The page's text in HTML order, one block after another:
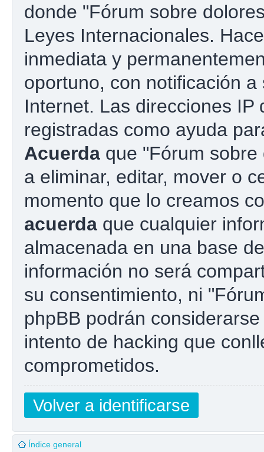
donde "Fórum sobre
Leyes Internacionales.
inmediata y
oportuno, con notificación
Internet. Las direcciones
registradas como ayuda
Acuerda que "Fórum
a eliminar, editar, mover o
momento que lo creamos
acuerda que cualquier
almacenada en una base
información no será
su consentimiento, ni
phpBB podrán
intento de hacking que
comprometidos.
Volver a identificarse
Índice general